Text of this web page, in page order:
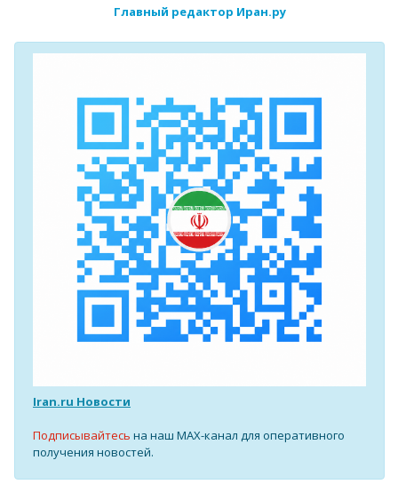
Главный редактор Иран.ру
Iran.ru Новости
Подписывайтесь на наш MAX-канал для оперативного
получения новостей.